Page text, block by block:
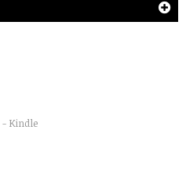
- Kindle